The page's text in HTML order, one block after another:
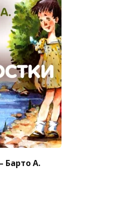
Барто А.